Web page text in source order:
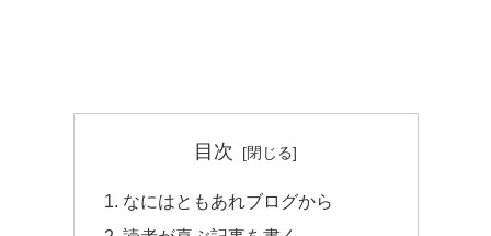
目次
なにはともあれブログから